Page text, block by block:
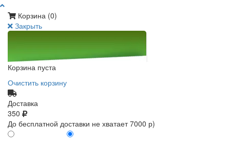
Корзина (0)
Закрыть
Корзина пуста
Очистить корзину
Доставка
350
До бесплатной доставки не хватает 7000 р)